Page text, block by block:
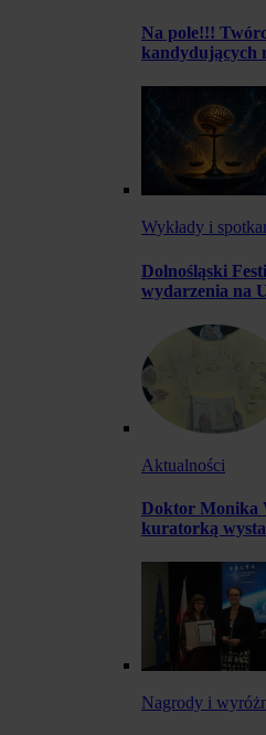
Na pole!!!
kandydujących
Wykłady i
Dolnośląski
wydarzenia na
Aktualności
Doktor Monika
kuratorką
Nagrody i